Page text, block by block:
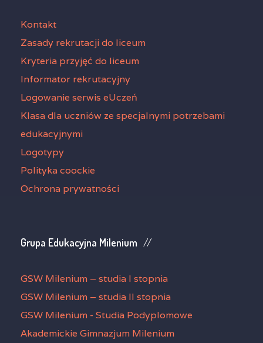
Kontakt
Zasady rekrutacji do liceum
Kryteria przyjęć do liceum
Informator rekrutacyjny
Logowanie serwis eUczeń
Klasa dla uczniów ze specjalnymi potrzebami
edukacyjnymi
Logotypy
Polityka coockie
Ochrona prywatności
Grupa Edukacyjna Milenium
GSW Milenium – studia I stopnia
GSW Milenium – studia II stopnia
GSW Milenium - Studia Podyplomowe
Akademickie Gimnazjum Milenium